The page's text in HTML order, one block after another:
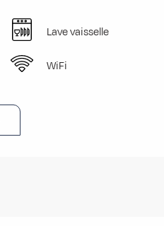
Lave vaisselle
WiFi